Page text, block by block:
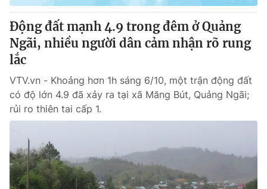
Động đất mạnh 4.9 trong đêm ở Quảng
Ngãi, nhiều người dân cảm nhận rõ rung
lắc
VTV.vn - Khoảng hơn 1h sáng 6/10, một trận động đất
có độ lớn 4.9 đã xảy ra tại xã Măng Bút, Quảng Ngãi;
rủi ro thiên tai cấp 1.